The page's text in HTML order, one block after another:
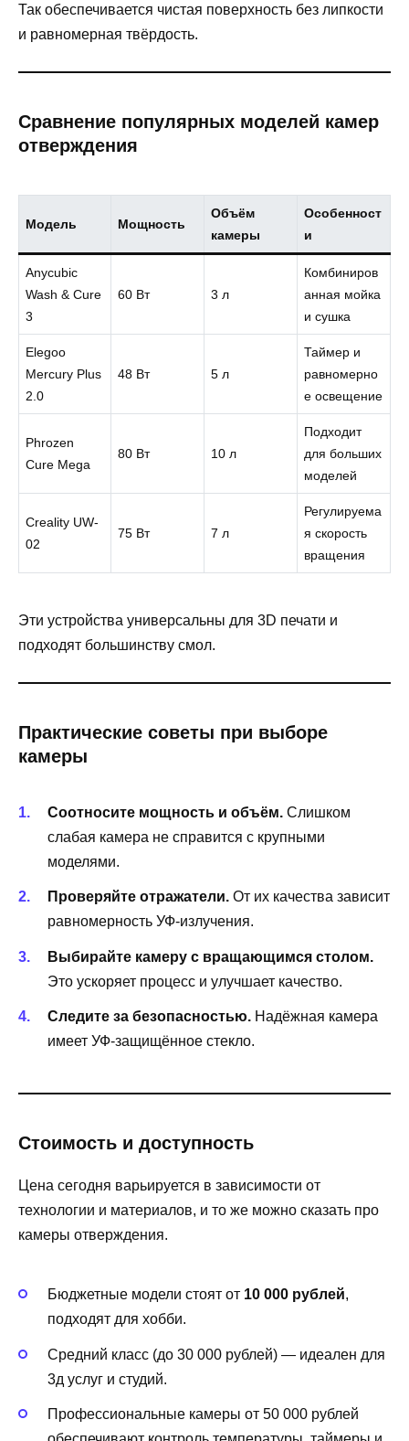
Так обеспечивается чистая поверхность без липкости
и равномерная твёрдость.
Сравнение популярных моделей камер
отверждения
Модель Мощность
Объём
камеры
Особенност
и
Anycubic
Wash & Cure
3
60 Вт 3 л
Комбиниров
анная мойка
и сушка
Elegoo
Mercury Plus
2.0
48 Вт 5 л
Таймер и
равномерно
е освещение
Phrozen
Cure Mega
80 Вт 10 л
Подходит
для больших
моделей
Creality UW-
02
75 Вт 7 л
Регулируема
я скорость
вращения
Эти устройства универсальны для 3D печати и
подходят большинству смол.
Практические советы при выборе
камеры
Соотносите мощность и объём. Слишком
слабая камера не справится с крупными
моделями.
Проверяйте отражатели. От их качества зависит
равномерность УФ-излучения.
Выбирайте камеру с вращающимся столом.
Это ускоряет процесс и улучшает качество.
Следите за безопасностью. Надёжная камера
имеет УФ-защищённое стекло.
Стоимость и доступность
Цена сегодня варьируется в зависимости от
технологии и материалов, и то же можно сказать про
камеры отверждения.
Бюджетные модели стоят от 10 000 рублей,
подходят для хобби.
Средний класс (до 30 000 рублей) — идеален для
3д услуг и студий.
Профессиональные камеры от 50 000 рублей